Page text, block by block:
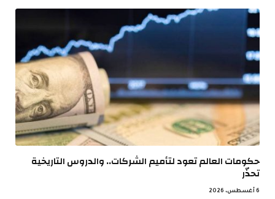
حكومات العالم تعود لتأميم الشركات.. والدروس التاريخية
تحذّر
6 أغسطس، 2026